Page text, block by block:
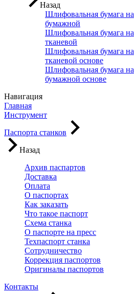
Назад
Шлифовальная бумага на
бумажной
Шлифовальная бумага на
тканевой
Шлифовальная бумага на
тканевой основе
Шлифовальная бумага на
бумажной основе
Навигация
Главная
Инструмент
Паспорта станков
Назад
Архив паспартов
Доставка
Оплата
О паспортах
Как заказать
Что такое паспорт
Схема станка
О паспорте на пресс
Техпаспорт станка
Сотрудничество
Коррекция паспортов
Оригиналы паспортов
Контакты